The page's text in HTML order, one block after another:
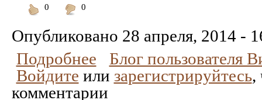
0
0
Опубликовано 28 апреля, 2014 -
Подробнее
Блог пользователя
Войдите или зарегистрируйтесь,
комментарии